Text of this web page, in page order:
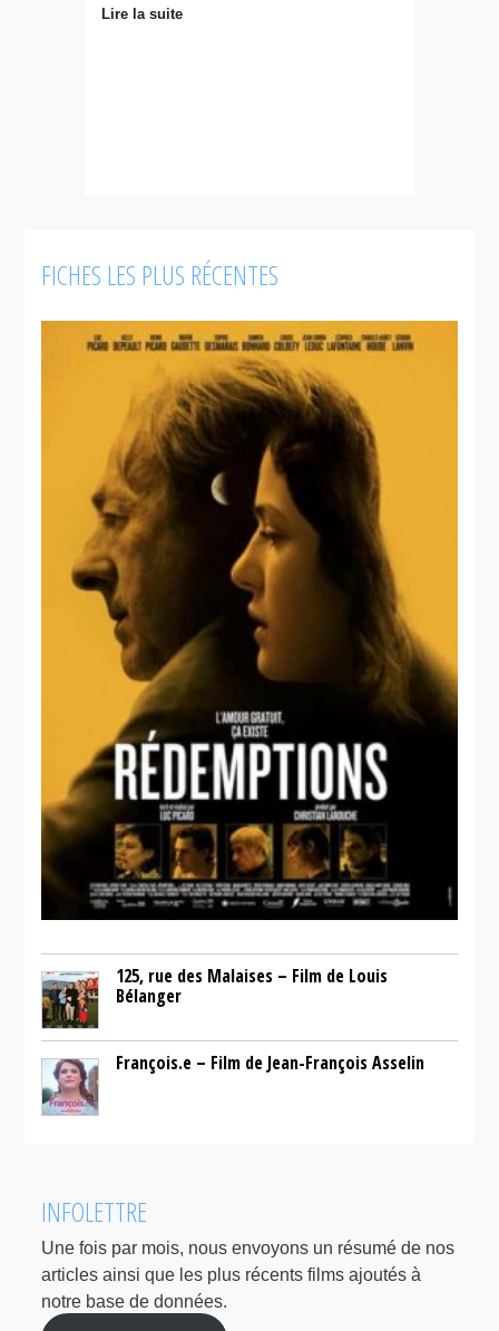
Lire la suite
FICHES LES PLUS RÉCENTES
125, rue des Malaises – Film de Louis
Bélanger
François.e – Film de Jean-François Asselin
INFOLETTRE
Une fois par mois, nous envoyons un résumé de nos
articles ainsi que les plus récents films ajoutés à
notre base de données.